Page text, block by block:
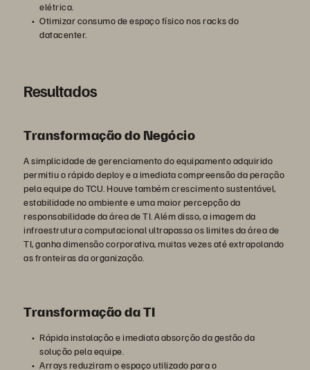
elétrica.
Otimizar consumo de espaço físico nos racks do
datacenter.
Resultados
Transformação do Negócio
A simplicidade de gerenciamento do equipamento adquirido
permitiu o rápido deploy e a imediata compreensão da peração
pela equipe do TCU. Houve também crescimento sustentável,
estabilidade no ambiente e uma maior percepção da
responsabilidade da área de TI. Além disso, a imagem da
infraestrutura computacional ultrapassa os limites da área de
TI, ganha dimensão corporativa, muitas vezes até extrapolando
as fronteiras da organização.
Transformação da TI
Rápida instalação e imediata absorção da gestão da
solução pela equipe.
Arrays reduziram o espaço utilizado para o